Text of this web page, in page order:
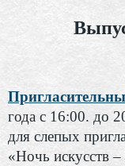
года с 16:00. до
для слепых
«Ночь искусств